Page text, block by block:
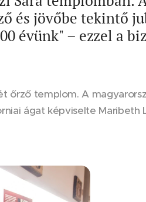
és jövőbe tekintő
évünk" – ezzel a
őrző templom. A
ágat képviselte Maribeth